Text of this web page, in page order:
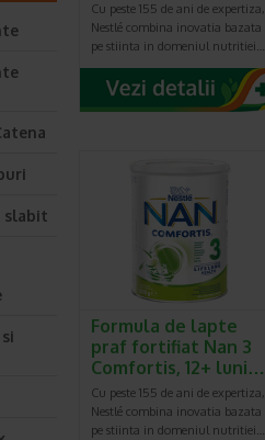
Cu peste 155 de ani de expertiza,
Nestlé combina inovatia bazata
pe stiinta in domeniul nutritiei…
Formula de lapte
praf fortifiat Nan 3
Comfortis, 12+ luni…
Cu peste 155 de ani de expertiza,
Nestlé combina inovatia bazata
pe stiinta in domeniul nutritiei…
slabit